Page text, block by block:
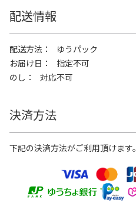
配送情報
配送方法
ゆうパック
お届け日
指定不可
のし
対応不可
決済方法
下記の決済方法がご利用頂けます。